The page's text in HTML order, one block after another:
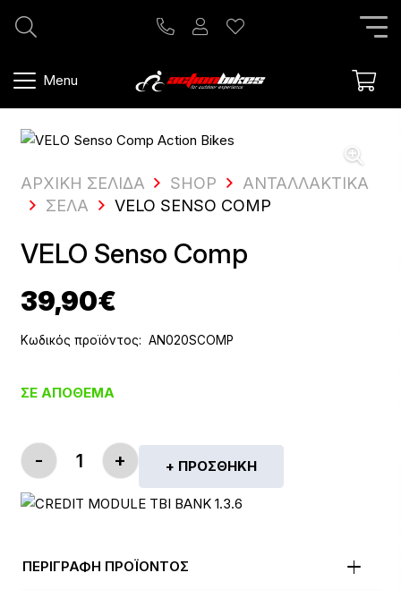
Menu
ΑΡΧΙΚΗ ΣΕΛΙΔΑ SHOP
ΑΝΤΑΛΛΑΚΤΙΚΆ
ΣΈΛΑ
VELO SENSO COMP
VELO Senso Comp
39,90€
Κωδικός προϊόντος: AN020SCOMP
ΣΕ ΑΠΌΘΕΜΑ
VELO SENSO COMP ΠΟΣΌΤΗΤΑ
- + + ΠΡΟΣΘΉΚΗ
ΠΕΡΙΓΡΑΦΗ ΠΡΟΪΟΝΤΟΣ